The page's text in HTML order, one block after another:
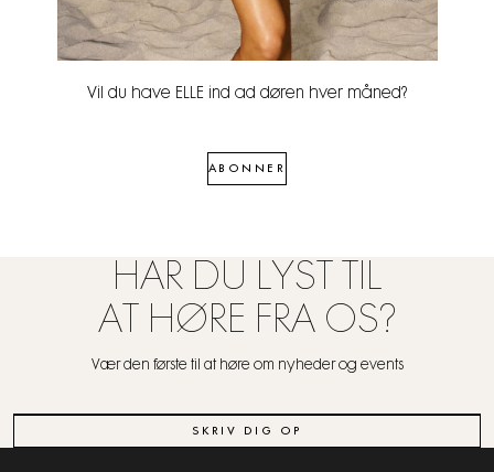
Vil du have ELLE ind ad døren hver måned?
ABONNER
HAR DU LYST TIL
AT HØRE FRA OS?
Vær den første til at høre om nyheder og events
SKRIV DIG OP